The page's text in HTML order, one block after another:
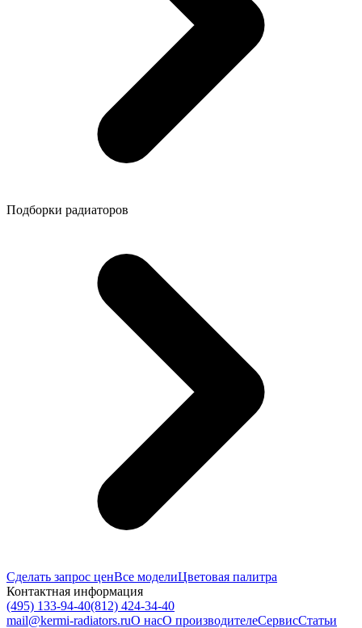
Подборки радиаторов
Сделать запрос ценВсе моделиЦветовая палитра
Контактная информация
(495) 133-94-40(812) 424-34-40
mail@kermi-radiators.ruО насО производителеСервисСтатьи